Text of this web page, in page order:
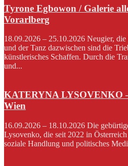
Tyrone Egbowon / Galerie
Vorarlberg
18.09.2026 – 25.10.2026 Neugier,
und der Tanz dazwischen sind die
künstlerisches Schaffen. Durch die
und...
KATERYNA LYSOVENKO
Wien
16.09.2026 – 18.10.2026 Die
Lysovenko, die seit 2022 in
soziale Handlung und politisches